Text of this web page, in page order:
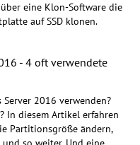
eine Klon-Software die
auf SSD klonen.
- 4 oft verwendete
2016 verwenden?
In diesem Artikel erfahren
Partitionsgröße ändern,